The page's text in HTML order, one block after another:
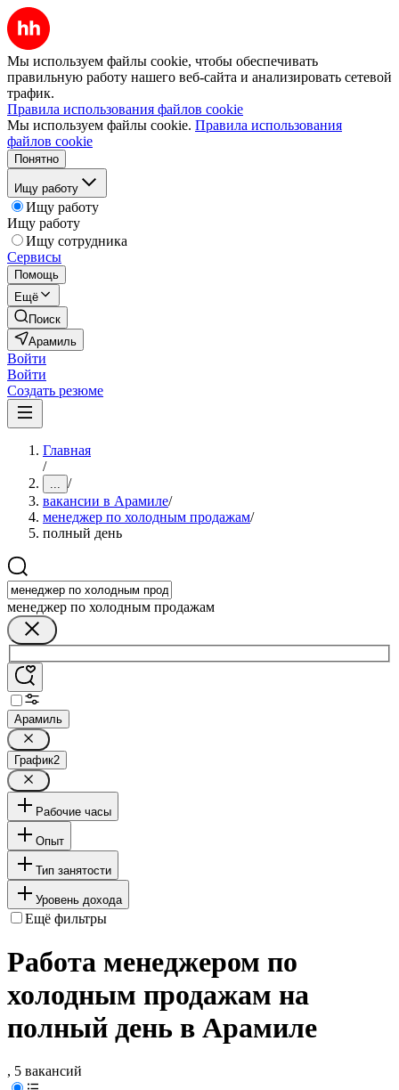
Мы используем файлы cookie, чтобы обеспечивать
правильную работу нашего веб-сайта и анализировать сетевой
трафик.
Правила использования файлов cookie
Мы используем файлы cookie. Правила использования
файлов cookie
Понятно
Ищу работу
Ищу работу
Ищу работу
Ищу сотрудника
Сервисы
Помощь
Ещё
Поиск
Арамиль
Войти
Войти
Создать резюме
Главная
/
... /
вакансии в Арамиле/
менеджер по холодным продажам/
полный день
менеджер по холодным продажам
Арамиль
График2
Рабочие часы
Опыт
Тип занятости
Уровень дохода
Ещё фильтры
Работа менеджером по
холодным продажам на
полный день в Арамиле
, 5 вакансий